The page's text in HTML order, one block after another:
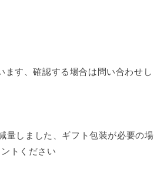
ます、確認する場合は問い合わせし
量しました、ギフト包装が必要の場
トください